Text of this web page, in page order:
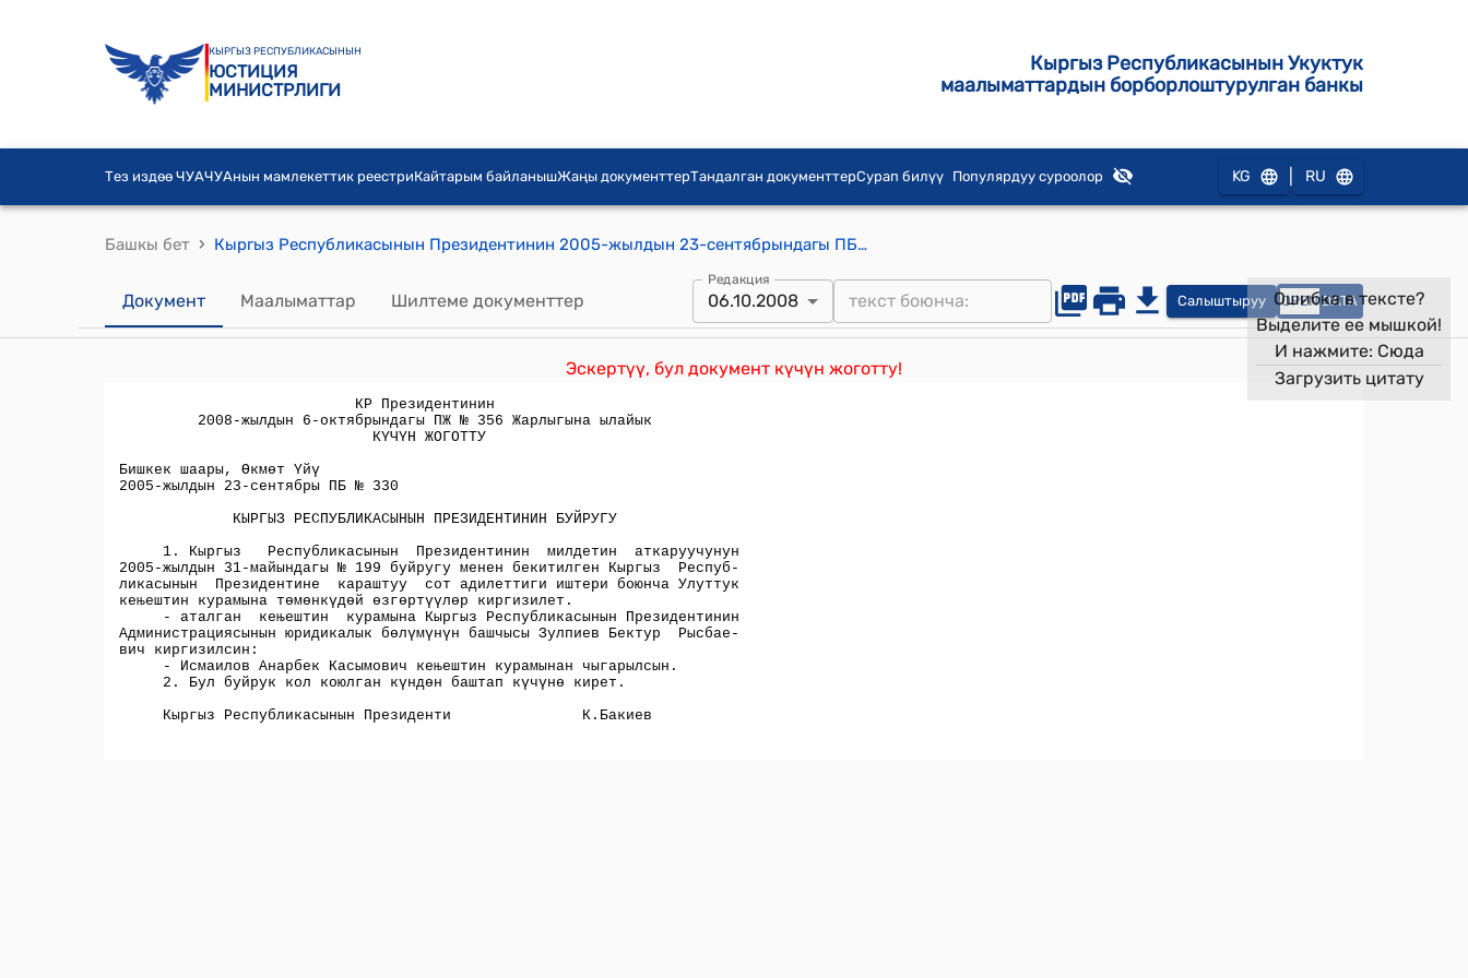
КЫРГЫЗ РЕСПУБЛИКАСЫНЫН
ЮСТИЦИЯ
МИНИСТРЛИГИ
Кыргыз Республикасынын Укуктук
маалыматтардын борборлоштурулган банкы
Тез издөө ЧУАЧУАнын мамлекеттик реестриКайтарым байланышЖаңы документтерТандалган документтерСурап билүү Популярдуу суроолор KG RU
Башкы бет › Кыргыз Республикасынын Президентинин 2005-жылдын 23-сентябрындагы ПБ № 330 буйругу
Документ Маалыматтар Шилтеме документтер
Редакция
06.10.2008 Салыштыруу OPEN DATA
Эскертүү, бул документ күчүн жоготту!
Ошибка в тексте?
Выделите ее мышкой!
И нажмите: Сюда
Загрузить цитату